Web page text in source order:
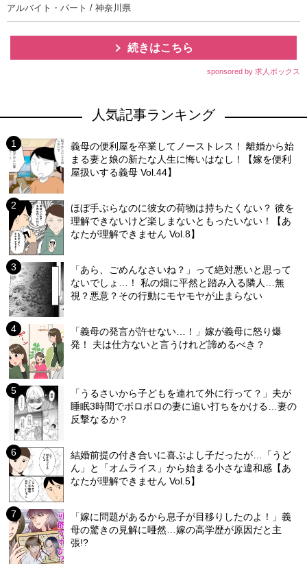
アルバイト・パート / 神奈川県
続きはこちら
sponsored by 求人ボックス
人気記事ランキング
義母の便利屋を卒業してノーストレス！ 離婚から始
まる妻と娘の新たな人生に悔いはなし！【嫁を便利
屋扱いする義母 Vol.44】
ほぼ手ぶらなのに彼女の荷物は持ちたくない？ 彼を
理解できないけど楽しまないともったいない！【あ
なたが理解できません Vol.8】
「あら、ごめんなさいね？」って絶対悪いと思って
ないでしょ…！ 私の畑に平然と踏み入る隣人…無
視？悪意？その行動にモヤモヤが止まらない
「義母の発言が許せない…！」嫁が義母に怒り爆
発！ 夫は仕方ないと言うけれど諦めるべき？
「うるさいから子どもを連れて外に行って？」夫が
睡眠3時間でボロボロの妻に追い打ちをかける…妻の
反撃なるか？
結婚前提の付き合いに喜ぶよし子だったが…「うど
ん」と「オムライス」から始まる小さな違和感【あ
なたが理解できません Vol.5】
「嫁に問題があるから息子が目移りしたのよ！」義
母の驚きの見解に唖然…嫁の高学歴が原因だと主
張!?